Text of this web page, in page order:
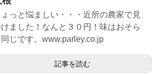
ょっと悩ましい・・・近所の農家で見
ました！なんと３０円！味はおそら
同じです。www.parley.co.jp
記事を読む